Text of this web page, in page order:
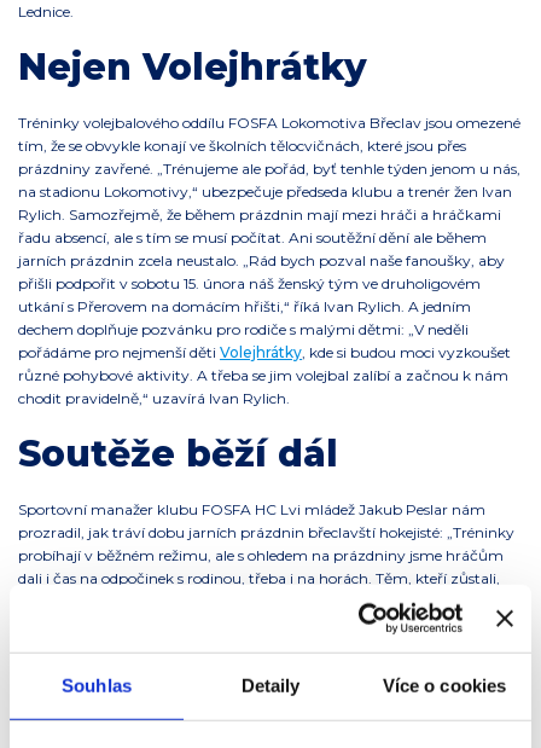
Souhlas Detaily Více o cookies
Lednice.
Nejen Volejhrátky
Tréninky volejbalového oddílu FOSFA Lokomotiva Břeclav jsou omezené
tím, že se obvykle konají ve školních tělocvičnách, které jsou přes
prázdniny zavřené. „Trénujeme ale pořád, byť tenhle týden jenom u nás,
na stadionu Lokomotivy,“ ubezpečuje předseda klubu a trenér žen Ivan
Rylich. Samozřejmě, že během prázdnin mají mezi hráči a hráčkami
řadu absencí, ale s tím se musí počítat. Ani soutěžní dění ale během
jarních prázdnin zcela neustalo. „Rád bych pozval naše fanoušky, aby
přišli podpořit v sobotu 15. února náš ženský tým ve druholigovém
utkání s Přerovem na domácím hřišti,“ říká Ivan Rylich. A jedním
dechem doplňuje pozvánku pro rodiče s malými dětmi: „V neděli
pořádáme pro nejmenší děti Volejhrátky , kde si budou moci vyzkoušet
různé pohybové aktivity. A třeba se jim volejbal zalíbí a začnou k nám
chodit pravidelně,“ uzavírá Ivan Rylich.
Soutěže běží dál
Sportovní manažer klubu FOSFA HC Lvi mládež Jakub Peslar nám
prozradil, jak tráví dobu jarních prázdnin břeclavští hokejisté: „Tréninky
probíhají v běžném režimu, ale s ohledem na prázdniny jsme hráčům
dali i čas na odpočinek s rodinou, třeba i na horách. Těm, kteří zůstali,
jsme tréninky rozšířili v dopoledních časech o speciální dovednostní
tréninky zaměřené na individuální činnosti, s důrazem na detail a
některá utkání jsme si předehráli, jiná odložili, tak, aby malí sportovci
měli aspoň trochu volna a mohli někam vyjet s rodiči. Ale to se povedlo